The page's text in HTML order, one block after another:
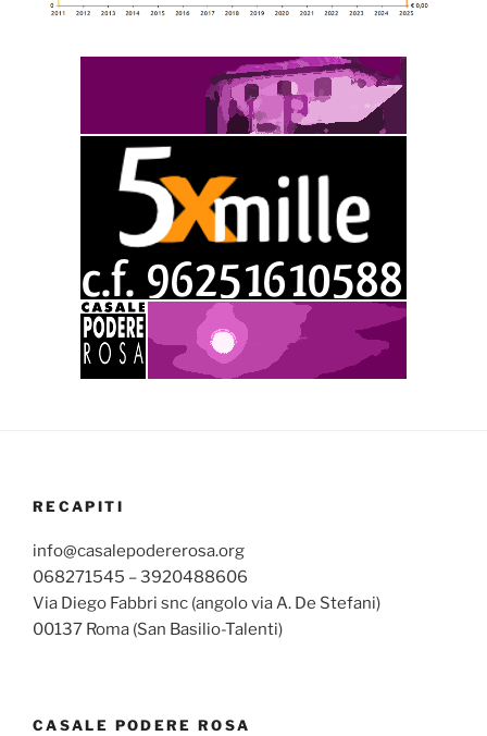
RECAPITI
info@casalepodererosa.org
068271545 – 3920488606
Via Diego Fabbri snc (angolo via A. De Stefani)
00137 Roma (San Basilio-Talenti)
CASALE PODERE ROSA